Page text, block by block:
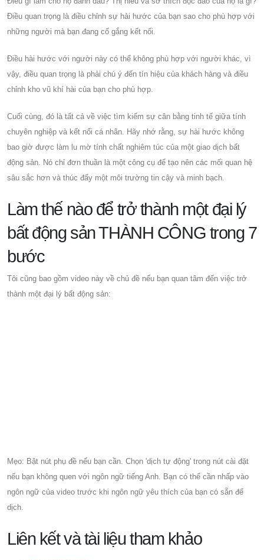
Điều quan trọng là điều chỉnh sự hài hước của bạn sao cho phù hợp với
những người mà bạn đang cố gắng kết nối.
Điều hài hước với người này có thể không phù hợp với người khác, vì
vậy, điều quan trọng là phải chú ý đến tín hiệu của khách hàng và điều
chỉnh kho vũ khí hài của bạn cho phù hợp.
Cuối cùng, đó là tất cả về việc tìm kiếm sự cân bằng tinh tế giữa tính
chuyên nghiệp và kết nối cá nhân. Hãy nhớ rằng, sự hài hước không
bao giờ được làm lu mờ tính chất nghiêm túc của một giao dịch bất
động sản. Nó chỉ đơn thuần là một công cụ để tạo nên các mối quan hệ
sâu sắc hơn và thúc đẩy một môi trường tin cậy và minh bạch.
Làm thế nào để trở thành một đại lý
bất động sản THÀNH CÔNG trong 7
bước
Tôi cũng bao gồm video này về chủ đề nếu bạn quan tâm đến việc trở
thành một đại lý bất động sản:
Mẹo: Bật nút phụ đề nếu bạn cần. Chọn 'dịch tự động' trong nút cài đặt
nếu bạn không quen với ngôn ngữ tiếng Anh. Bạn có thể cần nhấp vào
ngôn ngữ của video trước khi ngôn ngữ yêu thích của bạn có sẵn để
dịch.
Liên kết và tài liệu tham khảo